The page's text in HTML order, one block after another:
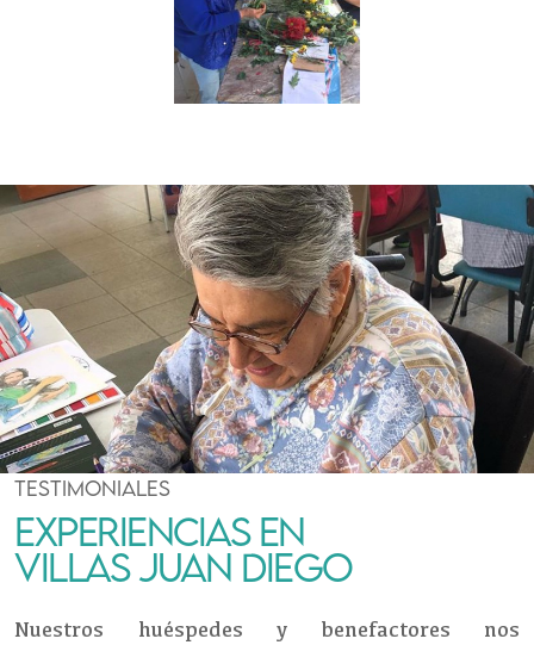
TESTIMONIALES
EXPERIENCIAS EN
VILLAS JUAN DIEGO
Nuestros huéspedes y benefactores nos